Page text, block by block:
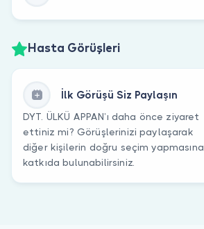
Hasta Görüşleri
İlk Görüşü Siz Paylaşın
DYT. ÜLKÜ APPAN’ı daha önce ziyaret
ettiniz mi? Görüşlerinizi paylaşarak
diğer kişilerin doğru seçim yapmasına
katkıda bulunabilirsiniz.